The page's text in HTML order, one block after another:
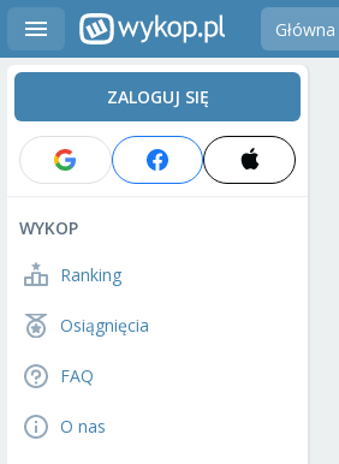
Główna
ZALOGUJ SIĘ
WYKOP
Ranking
Osiągnięcia
FAQ
O nas